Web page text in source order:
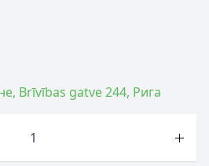
Brīvības gatve 244, Рига